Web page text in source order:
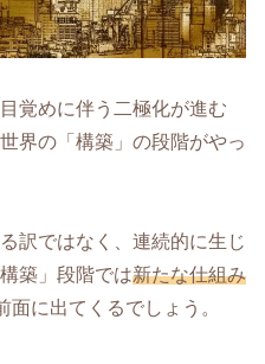
覚めに伴う二極化が進む
界の「構築」の段階がやっ
訳ではなく、連続的に生じ
築」段階では新たな仕組み
面に出てくるでしょう。